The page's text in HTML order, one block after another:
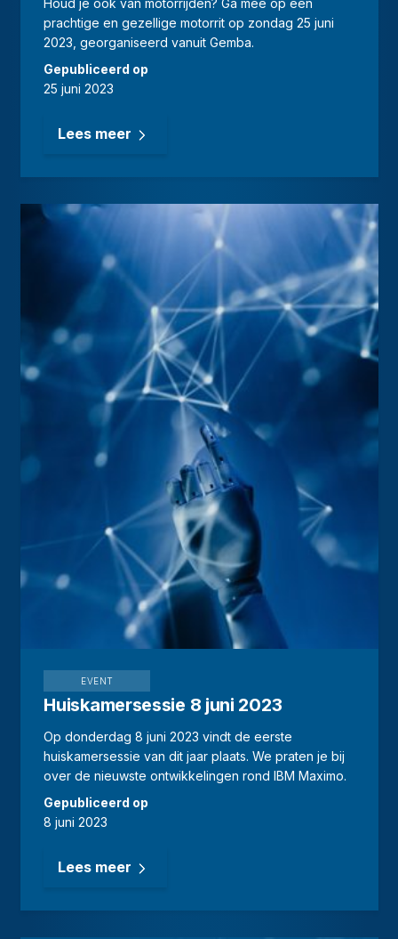
Houd je ook van motorrijden? Ga mee op een
prachtige en gezellige motorrit op zondag 25 juni
2023, georganiseerd vanuit Gemba.
Gepubliceerd op
25 juni 2023
Lees meer
EVENT
Huiskamersessie 8 juni 2023
Op donderdag 8 juni 2023 vindt de eerste
huiskamersessie van dit jaar plaats. We praten je bij
over de nieuwste ontwikkelingen rond IBM Maximo.
Gepubliceerd op
8 juni 2023
Lees meer